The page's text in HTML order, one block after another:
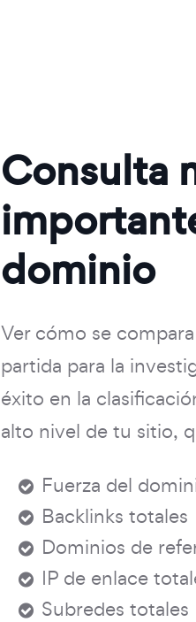
Consulta
dominio
Ver cómo se
partida para la
éxito en la
alto nivel de tu sitio,
Fuerza del
Backlinks totales
Dominios de
IP de enlace
Subredes totales